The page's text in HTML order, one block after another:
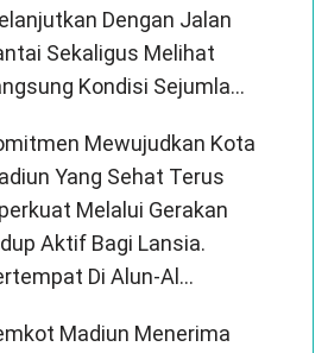
Dengan Jalan
Sekaligus Melihat
Kondisi Sejumla...
Mewujudkan Kota
Yang Sehat Terus
Melalui Gerakan
Aktif Bagi Lansia.
Di Alun-Al...
Madiun Menerima